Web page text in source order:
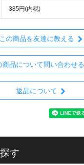
385円(内税)
この商品を友達に教える
商品について問い合わせる
返品について
す